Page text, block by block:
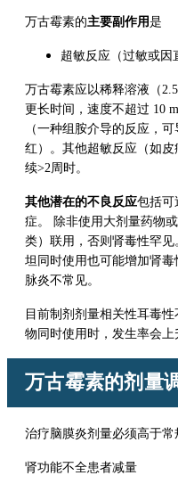
万古霉素的主要副作用是
超敏反应（过敏或因
万古霉素应以稀释溶液（
更长时间，速度不超过 10
（一种组胺介导的反应，
红）。其他超敏反应（如
续>2周时。
其他潜在的不良反应包括可
症。 除非使用大剂量药物
类）联用，否则肾毒性罕
坦同时使用也可能增加肾
脉炎不常见。
目前制剂剂量相关性耳毒性
物同时使用时，发生率会上
万古霉素的剂量
治疗脑膜炎剂量必须高于常
肾功能不全患者减量